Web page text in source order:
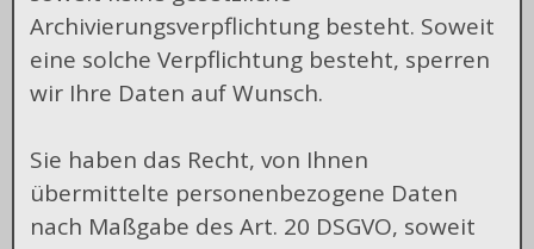
Archivierungsverpflichtung besteht. Soweit
eine solche Verpflichtung besteht, sperren
wir Ihre Daten auf Wunsch.
Sie haben das Recht, von Ihnen
übermittelte personenbezogene Daten
nach Maßgabe des Art. 20 DSGVO, soweit